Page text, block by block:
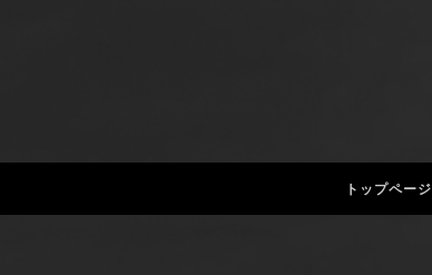
トップページ